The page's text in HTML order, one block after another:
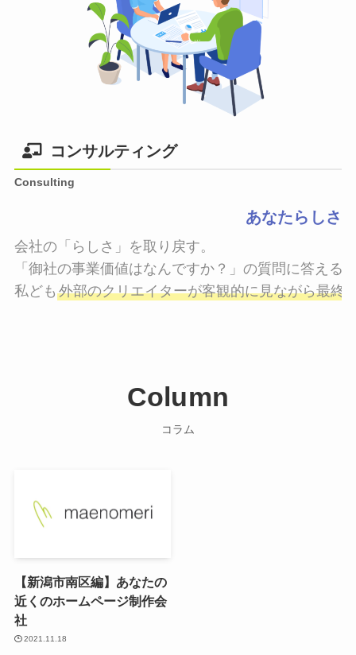
コンサルティング
Consulting
あなたらしさ
会社の「らしさ」を取り戻す。
「御社の事業価値はなんですか？」の質問に答える
私ども 外部のクリエイターが客観的に見ながら最終
Column
コラム
【新潟市南区編】あなたの
近くのホームページ制作会
社
2021.11.18